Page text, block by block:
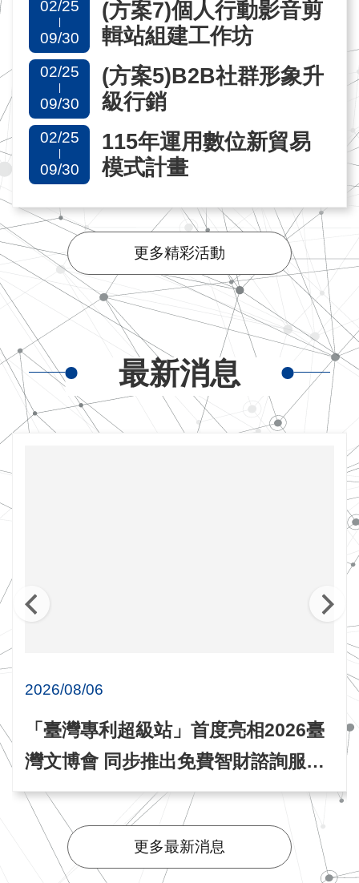
02/25
09/30
(方案7)個人行動影音剪
輯站組建工作坊
02/25
09/30
(方案5)B2B社群形象升
級行銷
02/25
09/30
115年運用數位新貿易
模式計畫
更多精彩活動
最新消息
2026/08/06
「臺灣專利超級站」首度亮相2026臺
灣文博會 同步推出免費智財諮詢服務
與專題講座
更多最新消息